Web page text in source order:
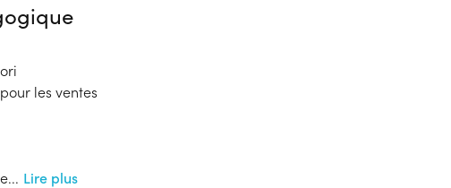
Salarié
public
les ventes
... Lire plus